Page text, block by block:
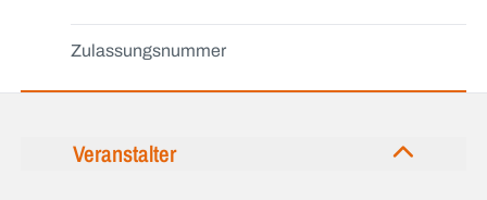
Zulassungsnummer
Veranstalter